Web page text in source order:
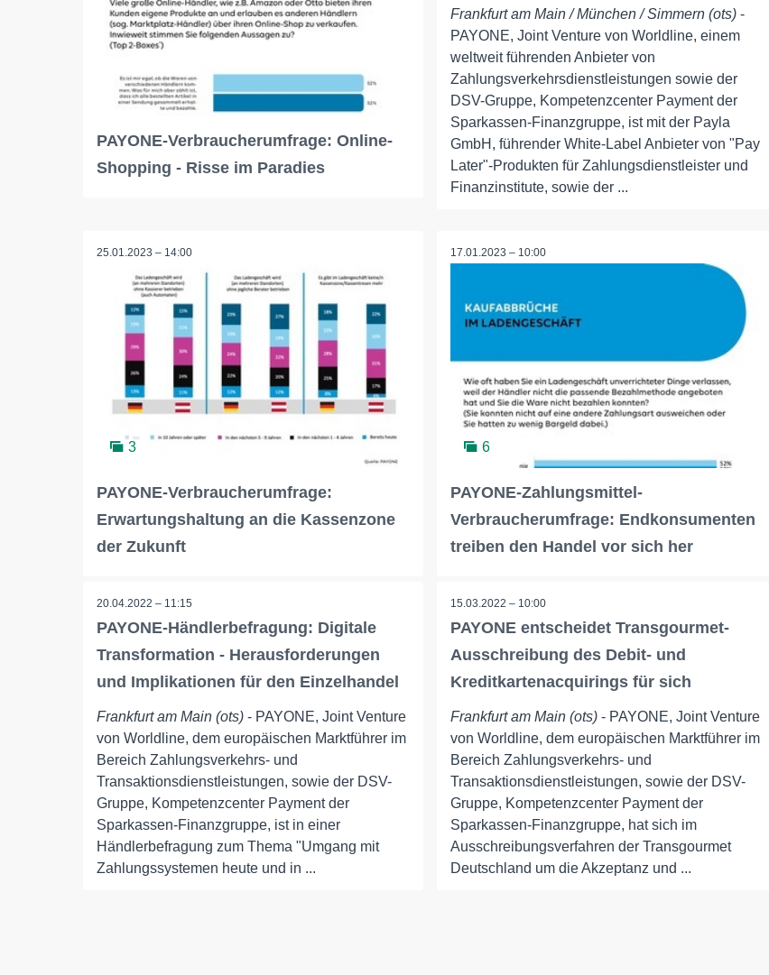
PAYONE-Verbraucherumfrage: Online-
Shopping - Risse im Paradies
Frankfurt am Main / München / Simmern (ots)-
PAYONE, Joint Venture von Worldline, einem
weltweit führenden Anbieter von
Zahlungsverkehrsdienstleistungen sowie der
DSV-Gruppe, Kompetenzcenter Payment der
Sparkassen-Finanzgruppe, ist mit der Payla
GmbH, führender White-Label Anbieter von "Pay
Later"-Produkten für Zahlungsdienstleister und
Finanzinstitute, sowie der ...
25.01.2023 – 14:00
3
PAYONE-Verbraucherumfrage:
Erwartungshaltung an die Kassenzone
der Zukunft
17.01.2023 – 10:00
6
PAYONE-Zahlungsmittel-
Verbraucherumfrage: Endkonsumenten
treiben den Handel vor sich her
20.04.2022 – 11:15
PAYONE-Händlerbefragung: Digitale
Transformation - Herausforderungen
und Implikationen für den Einzelhandel
Frankfurt am Main (ots) - PAYONE, Joint Venture
von Worldline, dem europäischen Marktführer im
Bereich Zahlungsverkehrs- und
Transaktionsdienstleistungen, sowie der DSV-
Gruppe, Kompetenzcenter Payment der
Sparkassen-Finanzgruppe, ist in einer
Händlerbefragung zum Thema "Umgang mit
Zahlungssystemen heute und in ...
15.03.2022 – 10:00
PAYONE entscheidet Transgourmet-
Ausschreibung des Debit- und
Kreditkartenacquirings für sich
Frankfurt am Main (ots)- PAYONE, Joint Venture
von Worldline, dem europäischen Marktführer im
Bereich Zahlungsverkehrs- und
Transaktionsdienstleistungen, sowie der DSV-
Gruppe, Kompetenzcenter Payment der
Sparkassen-Finanzgruppe, hat sich im
Ausschreibungsverfahren der Transgourmet
Deutschland um die Akzeptanz und ...